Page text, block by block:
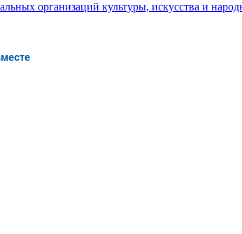
организаций культуры, искусства и